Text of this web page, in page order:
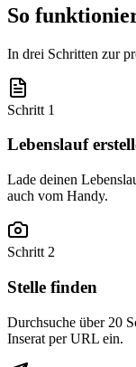
So
In drei Schritten zur
Schritt 1
Lebenslauf
Lade deinen
auch vom Handy.
Schritt 2
Stelle finden
Durchsuche über 20
Inserat per URL ein.